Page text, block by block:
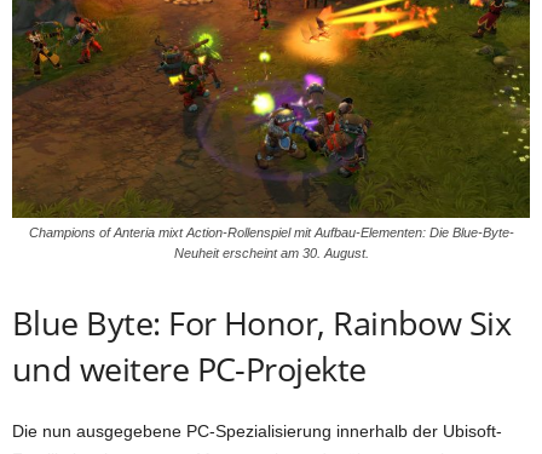
Champions of Anteria mixt Action-Rollenspiel mit Aufbau-Elementen: Die Blue-Byte-
Neuheit erscheint am 30. August.
Blue Byte: For Honor, Rainbow Six
und weitere PC-Projekte
Die nun ausgegebene PC-Spezialisierung innerhalb der Ubisoft-